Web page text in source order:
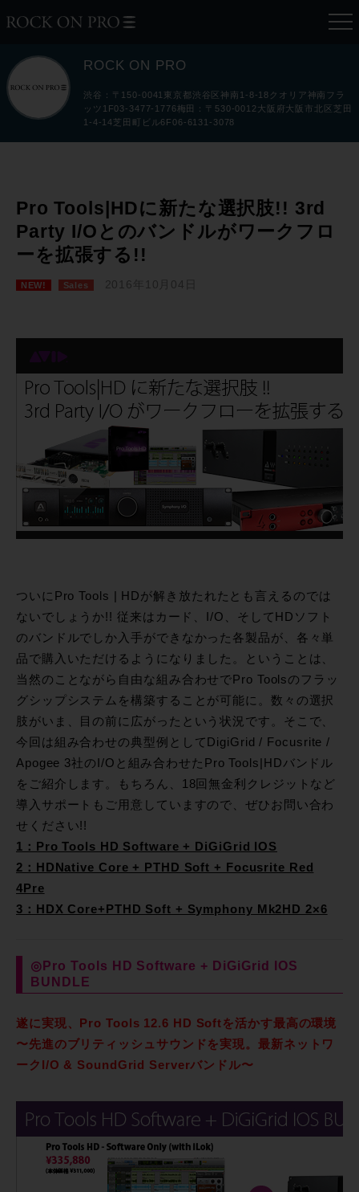
ROCK ON PRO
渋谷：〒150-0041東京都渋谷区神南1-8-18クオリア神南フラ
ッツ1F03-3477-1776梅田：〒530-0012大阪府大阪市北区芝田
1-4-14芝田町ビル6F06-6131-3078
Pro Tools|HDに新たな選択肢!! 3rd
Party I/Oとのバンドルがワークフロ
ーを拡張する!!
NEW! Sales 2016年10月04日
ついにPro Tools | HDが解き放たれたとも言えるのでは
ないでしょうか!! 従来はカード、I/O、そしてHDソフト
のバンドルでしか入手ができなかった各製品が、各々単
品で購入いただけるようになりました。ということは、
当然のことながら自由な組み合わせでPro Toolsのフラッ
グシップシステムを構築することが可能に。数々の選択
肢がいま、目の前に広がったという状況です。そこで、
今回は組み合わせの典型例としてDigiGrid / Focusrite /
Apogee 3社のI/Oと組み合わせたPro Tools|HDバンドル
をご紹介します。もちろん、18回無金利クレジットなど
導入サポートもご用意していますので、ぜひお問い合わ
せください!!
1：Pro Tools HD Software + DiGiGrid IOS
2：HDNative Core + PTHD Soft + Focusrite Red
4Pre
3：HDX Core+PTHD Soft + Symphony Mk2HD 2×6
◎Pro Tools HD Software + DiGiGrid IOS
BUNDLE
遂に実現、Pro Tools 12.6 HD Softを活かす最高の環境
〜先進のブリティッシュサウンドを実現。最新ネットワ
ークI/O & SoundGrid Serverバンドル〜